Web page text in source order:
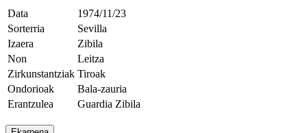
Data
1974/11/23
Sorterria
Sevilla
Izaera
Zibila
Non
Leitza
Zirkunstantziak Tiroak
Ondorioak
Bala-zauria
Erantzulea
Guardia Zibila